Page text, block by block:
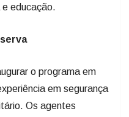
educação.
o programa em
em segurança
Os agentes